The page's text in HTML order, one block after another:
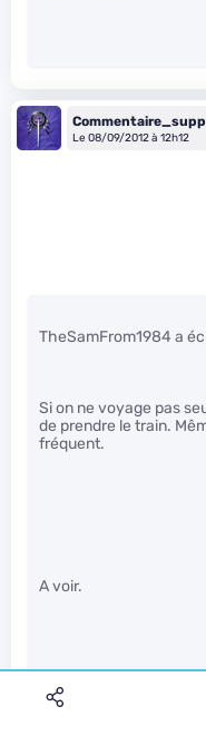
Le 08/09/2012 à 12h12
TheSamFrom1984 a
Si on ne voyage pas
de prendre le train.
fréquent.
A voir.
“en comptant tous les
d’entretien de la voiture